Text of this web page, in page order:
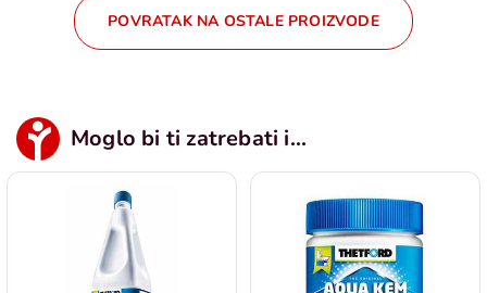
POVRATAK NA OSTALE PROIZVODE
Moglo bi ti zatrebati i...